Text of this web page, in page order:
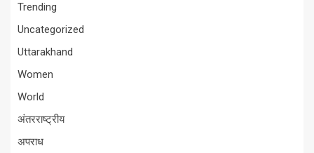
Trending
Uncategorized
Uttarakhand
Women
World
अंतरराष्ट्रीय
अपराध